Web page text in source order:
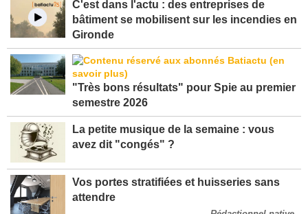
C'est dans l'actu : des entreprises de
bâtiment se mobilisent sur les incendies en
"Très bons résultats" pour Spie au premier
La petite musique de la semaine : vous
Vos portes stratifiées et huisseries sans